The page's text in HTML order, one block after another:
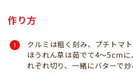
作り方
クルミは粗く刻み、プチトマ
ほうれん草は茹でて4～5cm
れぞれ切り、一緒にバターで炒